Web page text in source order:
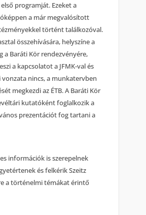
programját. Ezeket a
a már megvalósított
történt találkozóval.
összehívására, helyszíne a
a Baráti Kör rendezvényére,
a kapcsolatot a JFMK-val és
nincs, a munkatervben
megkezdi az ÉTB. A Baráti Kör
kutatóként foglalkozik a
prezentációt fog tartani a
információk is szerepelnek
és felkérik Szeitz
a történelmi témákat érintő